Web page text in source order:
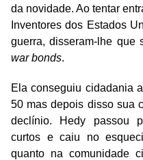
da novidade. Ao tentar
Inventores dos Estados
guerra, disseram-lhe que
war bonds.
Ela conseguiu cidadania
50 mas depois disso sua
declínio. Hedy passou
curtos e caiu no
quanto na comunidade